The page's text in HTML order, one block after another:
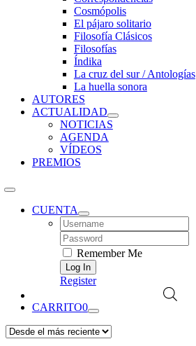
Cosmópolis
El pájaro solitario
Filosofía Clásicos
Filosofías
Índika
La cruz del sur / Antologías
La huella sonora
AUTORES
ACTUALIDAD
NOTICIAS
AGENDA
VÍDEOS
PREMIOS
CUENTA
Username:
Password:
Remember Me
Register
CARRITO0